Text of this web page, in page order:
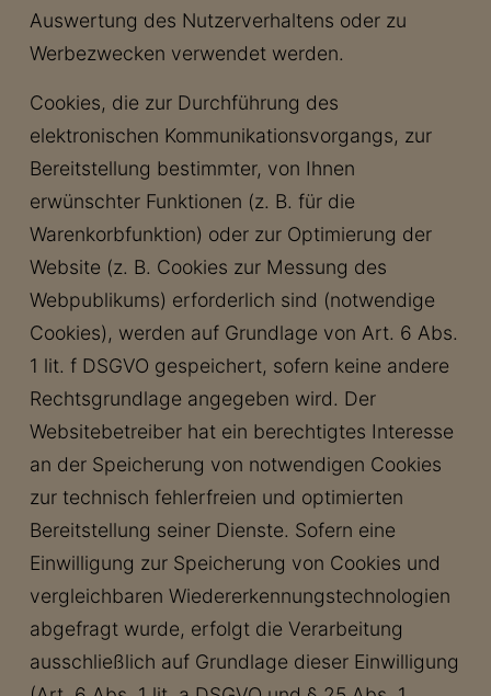
Auswertung des Nutzerverhaltens oder zu
Werbezwecken verwendet werden.
Cookies, die zur Durchführung des
elektronischen Kommunikationsvorgangs, zur
Bereitstellung bestimmter, von Ihnen
erwünschter Funktionen (z. B. für die
Warenkorbfunktion) oder zur Optimierung der
Website (z. B. Cookies zur Messung des
Webpublikums) erforderlich sind (notwendige
Cookies), werden auf Grundlage von Art. 6 Abs.
1 lit. f DSGVO gespeichert, sofern keine andere
Rechtsgrundlage angegeben wird. Der
Websitebetreiber hat ein berechtigtes Interesse
an der Speicherung von notwendigen Cookies
zur technisch fehlerfreien und optimierten
Bereitstellung seiner Dienste. Sofern eine
Einwilligung zur Speicherung von Cookies und
vergleichbaren Wiedererkennungstechnologien
abgefragt wurde, erfolgt die Verarbeitung
ausschließlich auf Grundlage dieser Einwilligung